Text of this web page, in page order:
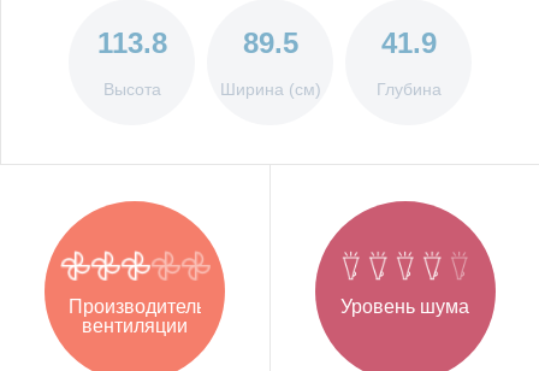
113.8
Высота
89.5
Ширина (см)
41.9
Глубина
Производительность
вентиляции
Уровень шума